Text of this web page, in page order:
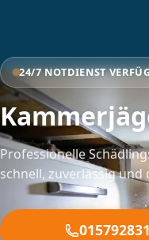
24/7 NOTDIENST
Professionelle
schnell, zuverlässig und